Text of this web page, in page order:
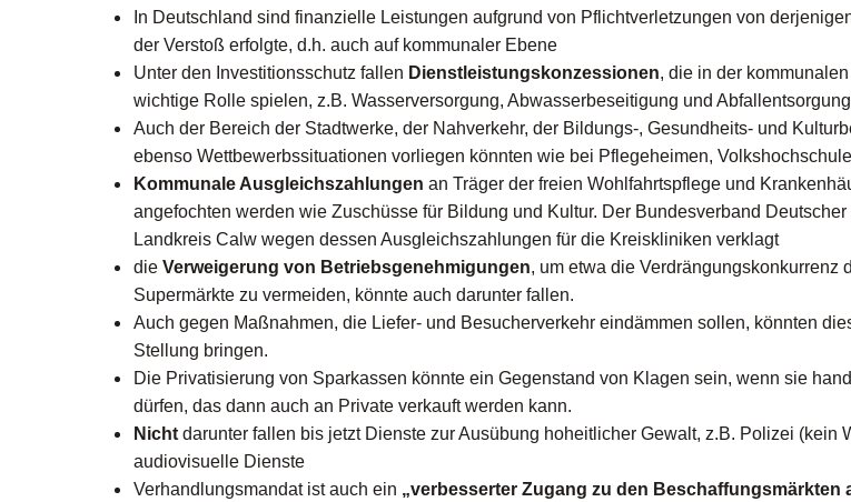
In Deutschland sind finanzielle Leistungen aufgrund von Pflichtverletzungen von
der Verstoß erfolgte, d.h. auch auf kommunaler Ebene
Unter den Investitionsschutz fallen Dienstleistungskonzessionen, die in der
wichtige Rolle spielen, z.B. Wasserversorgung, Abwasserbeseitigung und Abfallentsorgung
Auch der Bereich der Stadtwerke, der Nahverkehr, der Bildungs-, Gesundheits- und
ebenso Wettbewerbssituationen vorliegen könnten wie bei Pflegeheimen,
Kommunale Ausgleichszahlungen an Träger der freien Wohlfahrtspflege und
angefochten werden wie Zuschüsse für Bildung und Kultur. Der Bundesverband
Landkreis Calw wegen dessen Ausgleichszahlungen für die Kreiskliniken verklagt
die Verweigerung von Betriebsgenehmigungen, um etwa die Verdrängungskonkurrenz
Supermärkte zu vermeiden, könnte auch darunter fallen.
Auch gegen Maßnahmen, die Liefer- und Besucherverkehr eindämmen sollen, könnten
Stellung bringen.
Die Privatisierung von Sparkassen könnte ein Gegenstand von Klagen sein, wenn sie
dürfen, das dann auch an Private verkauft werden kann.
Nicht darunter fallen bis jetzt Dienste zur Ausübung hoheitlicher Gewalt, z.B. Polizei (kein
audiovisuelle Dienste
Verhandlungsmandatist auch ein „verbesserter Zugang zu den Beschaffungsmärkten